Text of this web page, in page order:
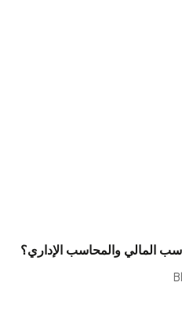
المالي والمحاسب الإداري؟